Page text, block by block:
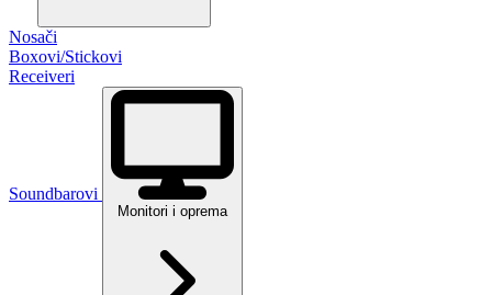
Nosači
Boxovi/Stickovi
Receiveri
Soundbarovi
Monitori i oprema